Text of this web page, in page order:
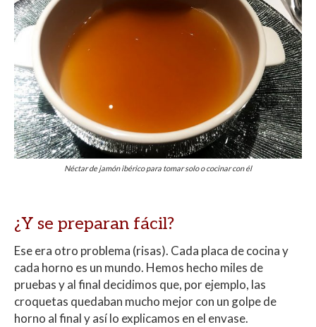
Néctar de jamón ibérico para tomar solo o cocinar con él
¿Y se preparan fácil?
Ese era otro problema (risas). Cada placa de cocina y
cada horno es un mundo. Hemos hecho miles de
pruebas y al final decidimos que, por ejemplo, las
croquetas quedaban mucho mejor con un golpe de
horno al final y así lo explicamos en el envase.